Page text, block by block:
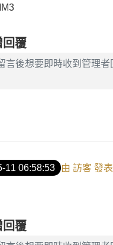
回覆
11 06:58:53 由 訪客 發表
回覆